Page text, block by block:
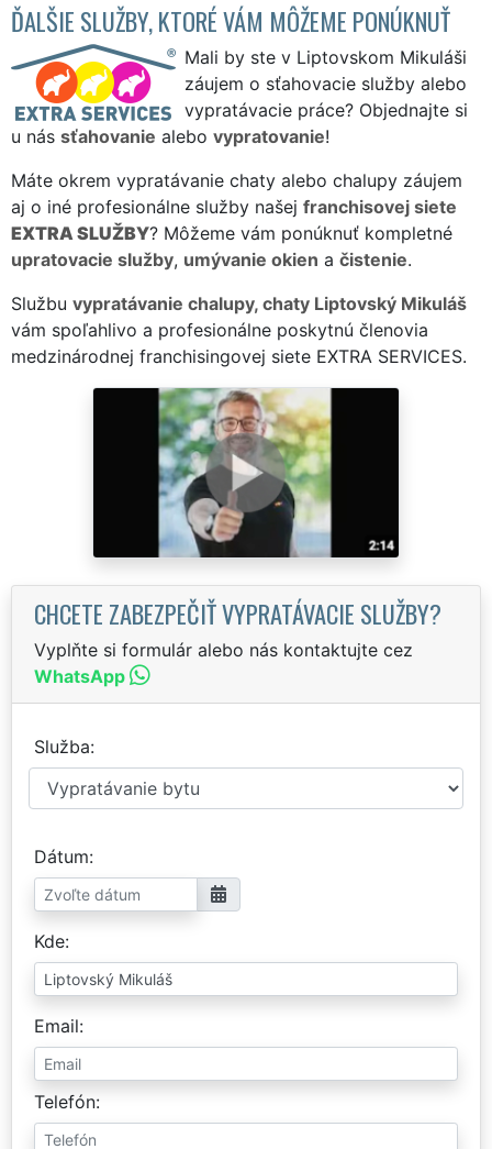
ĎALŠIE SLUŽBY, KTORÉ VÁM MÔŽEME PONÚKNUŤ
Mali by ste v Liptovskom Mikuláši
záujem o sťahovacie služby alebo
vypratávacie práce? Objednajte si
u nás sťahovanie alebo vypratovanie!
Máte okrem vypratávanie chaty alebo chalupy záujem
aj o iné profesionálne služby našej franchisovej siete
EXTRA SLUŽBY? Môžeme vám ponúknuť kompletné
upratovacie služby, umývanie okien a čistenie.
Službu vypratávanie chalupy, chaty Liptovský Mikuláš
vám spoľahlivo a profesionálne poskytnú členovia
medzinárodnej franchisingovej siete EXTRA SERVICES.
CHCETE ZABEZPEČIŤ VYPRATÁVACIE SLUŽBY?
Vyplňte si formulár alebo nás kontaktujte cez
WhatsApp
Služba
Dátum
Kde
Email
Telefón